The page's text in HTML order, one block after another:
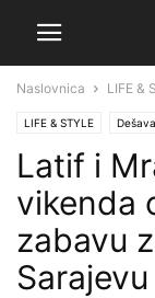
Naslovnica LIFE &
LIFE & STYLE
Latif i
vikenda
zabavu